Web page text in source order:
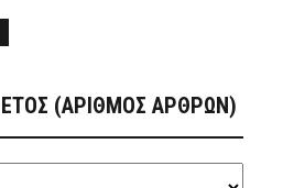
(ΑΡΙΘΜΟΣ ΑΡΘΡΩΝ)